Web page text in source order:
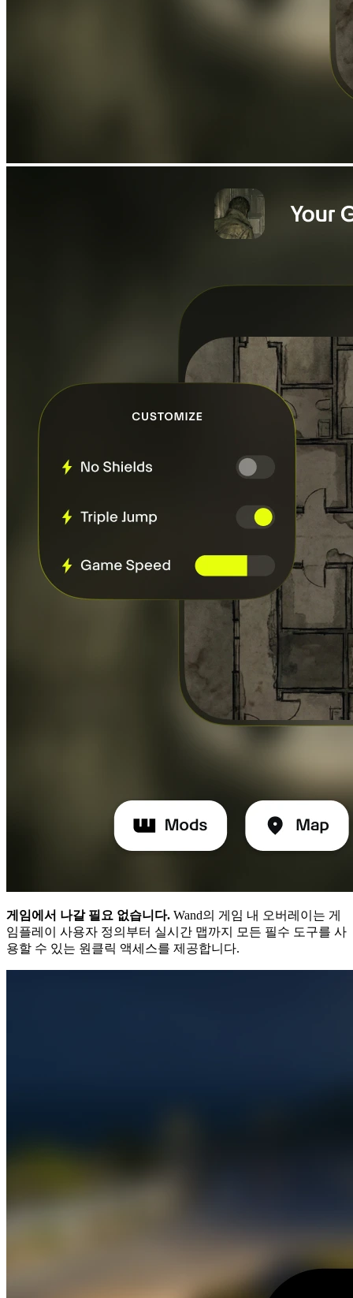
게임에서 나갈 필요 없습니다. Wand의 게임 내 오버레이는 게
임플레이 사용자 정의부터 실시간 맵까지 모든 필수 도구를 사
용할 수 있는 원클릭 액세스를 제공합니다.